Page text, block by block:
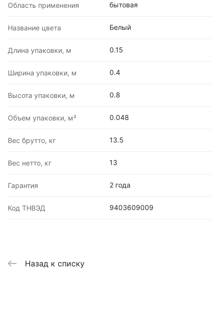
Область применения бытовая
Название цвета Белый
Длина упаковки, м 0.15
Ширина упаковки, м 0.4
Высота упаковки, м 0.8
Объем упаковки, м³ 0.048
Вес брутто, кг 13.5
Вес нетто, кг 13
Гарантия 2 года
Код ТНВЭД 9403609009
Назад к списку